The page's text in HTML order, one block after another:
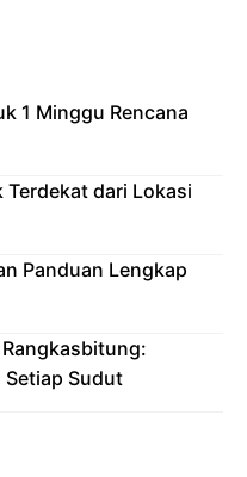
1 Minggu Rencana
Terdekat dari Lokasi
Panduan Lengkap
Setiap Sudut